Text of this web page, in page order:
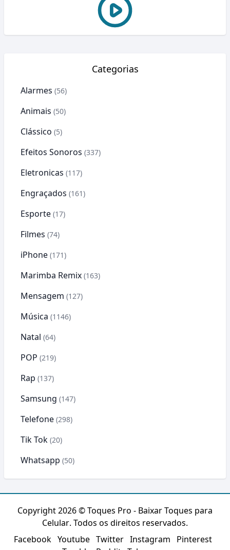
Categorias
Alarmes (56)
Animais (50)
Clássico (5)
Efeitos Sonoros (337)
Eletronicas (117)
Engraçados (161)
Esporte (17)
Filmes (74)
iPhone (171)
Marimba Remix (163)
Mensagem (127)
Música (1146)
Natal (64)
POP (219)
Rap (137)
Samsung (147)
Telefone (298)
Tik Tok (20)
Whatsapp (50)
Copyright 2026 ©Toques Pro - Baixar Toques para
Celular. Todos os direitos reservados.
Facebook Youtube Twitter Instagram
Pinterest